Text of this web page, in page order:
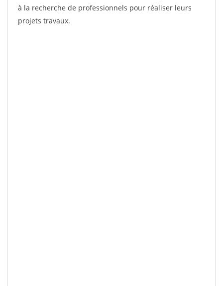
à la recherche de professionnels pour réaliser leurs
projets travaux.